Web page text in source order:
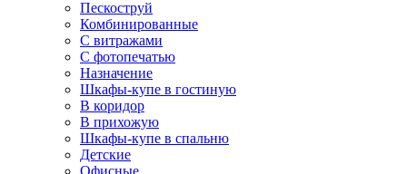
Пескоструй
Комбинированные
С витражами
С фотопечатью
Назначение
Шкафы-купе в гостиную
В коридор
В прихожую
Шкафы-купе в спальню
Детские
Офисные